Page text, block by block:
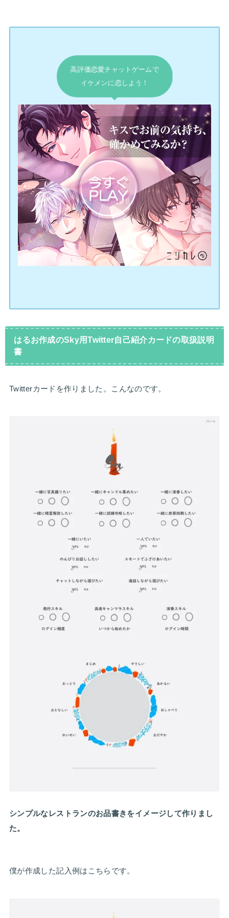
高評価恋愛チャットゲームで
イケメンに恋しよう！
はるお作成のSky用Twitter自己紹介カードの取扱説明
書
Twitterカードを作りました。こんなのです。
シンプルなレストランのお品書きをイメージして作りまし
た。
僕が作成した記入例はこちらです。